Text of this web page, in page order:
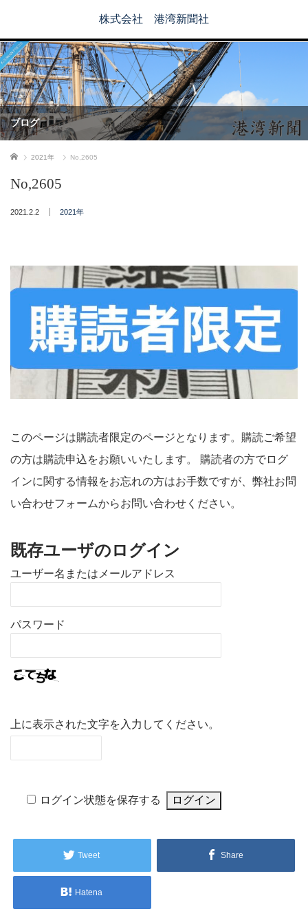
株式会社 港湾新聞社
ブログ
ホーム 2021年 No,2605
No,2605
2021.2.2 2021年
このページは購読者限定のページとなります。購読ご希望
の方は購読申込をお願いいたします。 購読者の方でログ
インに関する情報をお忘れの方はお手数ですが、弊社お問
い合わせフォームからお問い合わせください。
既存ユーザのログイン
ユーザー名またはメールアドレス
パスワード
上に表示された文字を入力してください。
ログイン状態を保存する
Tweet Share
Hatena